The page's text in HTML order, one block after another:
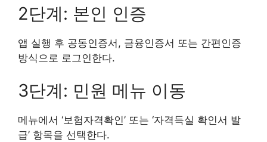
2단계: 본인 인증
앱 실행 후 공동인증서, 금융인증서 또는 간편인증
방식으로 로그인한다.
3단계: 민원 메뉴 이동
메뉴에서 ‘보험자격확인’ 또는 ‘자격득실 확인서 발
급’ 항목을 선택한다.